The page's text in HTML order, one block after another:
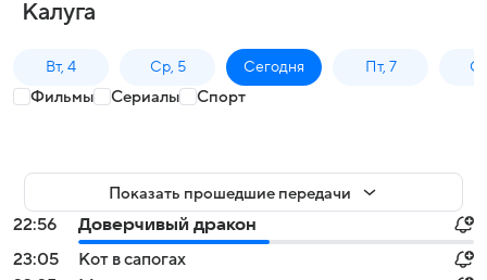
Калуга
Вт, 4 Ср, 5 Сегодня Пт, 7
Фильмы Сериалы Спорт
Показать прошедшие передачи
22:56
Доверчивый дракон
23:05
Кот в сапогах